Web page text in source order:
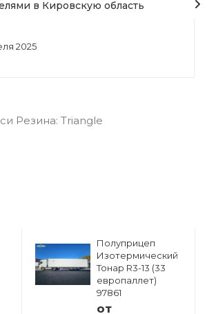
2025
в Кировскую область
Резина: Triangle
Полуприцеп
Изотермический
Тонар R3-13 (33
европаллет)
97861
от